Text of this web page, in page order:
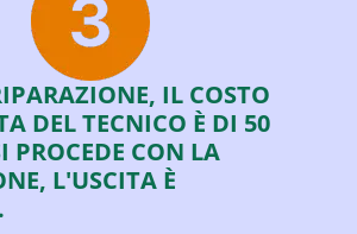
IL COSTO
DEL TECNICO È DI 50
PROCEDE CON LA
L'USCITA È